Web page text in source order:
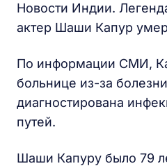
Новости Индии.
актер Шаши Капур
По информации СМИ,
больнице из-за
диагностирована
путей.
Шаши Капуру было 79